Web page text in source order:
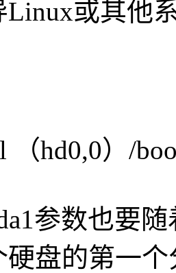
Linux或其他
（hd0,0）/
参数也要随
硬盘的第一个